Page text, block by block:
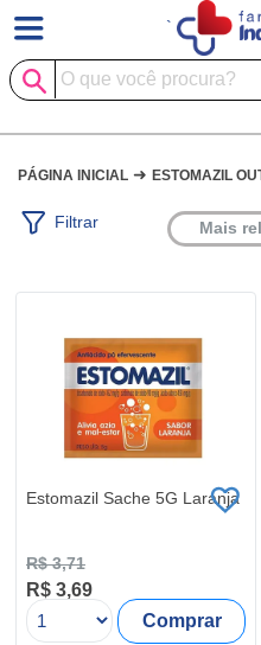
`
PÁGINA INICIAL ➜ ESTOMAZIL
Filtrar
Estomazil Sache 5G Laranja
R$ 3,71
R$ 3,69
Comprar